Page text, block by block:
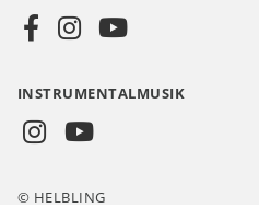
INSTRUMENTALMUSIK
© HELBLING